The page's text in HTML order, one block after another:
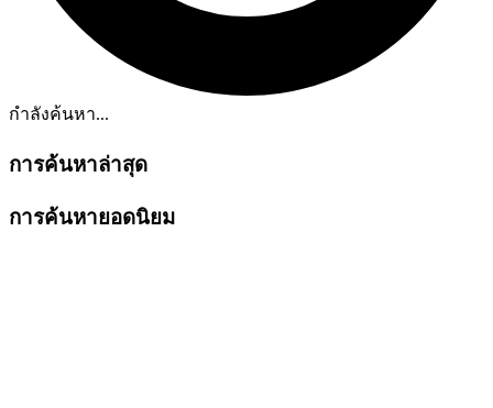
กำลังค้นหา...
การค้นหาล่าสุด
การค้นหายอดนิยม